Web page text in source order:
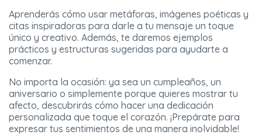
Aprenderás cómo usar metáforas, imágenes poéticas y
citas inspiradoras para darle a tu mensaje un toque
único y creativo. Además, te daremos ejemplos
prácticos y estructuras sugeridas para ayudarte a
comenzar.
No importa la ocasión: ya sea un cumpleaños, un
aniversario o simplemente porque quieres mostrar tu
afecto, descubrirás cómo hacer una dedicación
personalizada que toque el corazón. ¡Prepárate para
expresar tus sentimientos de una manera inolvidable!